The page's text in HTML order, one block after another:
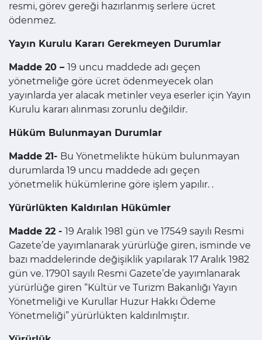
resmi, görev gereği hazırlanmış serlere ücret
ödenmez.
Yayın Kurulu Kararı Gerekmeyen Durumlar
Madde 20 – 19 uncu maddede adı geçen
yönetmeliğe göre ücret ödenmeyecek olan
yayınlarda yer alacak metinler veya eserler için Yayın
Kurulu kararı alınması zorunlu değildir.
Hüküm Bulunmayan Durumlar
Madde 21- Bu Yönetmelikte hüküm bulunmayan
durumlarda 19 uncu maddede adı geçen
yönetmelik hükümlerine göre işlem yapılır. .
Yürürlükten Kaldırılan Hükümler
Madde 22 - 19 Aralık 1981 gün ve 17549 sayılı Resmi
Gazete’de yayımlanarak yürürlüğe giren, isminde ve
bazı maddelerinde değişiklik yapılarak 17 Aralık 1982
gün ve. 17901 sayılı Resmi Gazete’de yayımlanarak
yürürlüğe giren “Kültür ve Turizm Bakanlığı Yayın
Yönetmeliği ve Kurullar Huzur Hakkı Ödeme
Yönetmeliği” yürürlükten kaldırılmıştır.